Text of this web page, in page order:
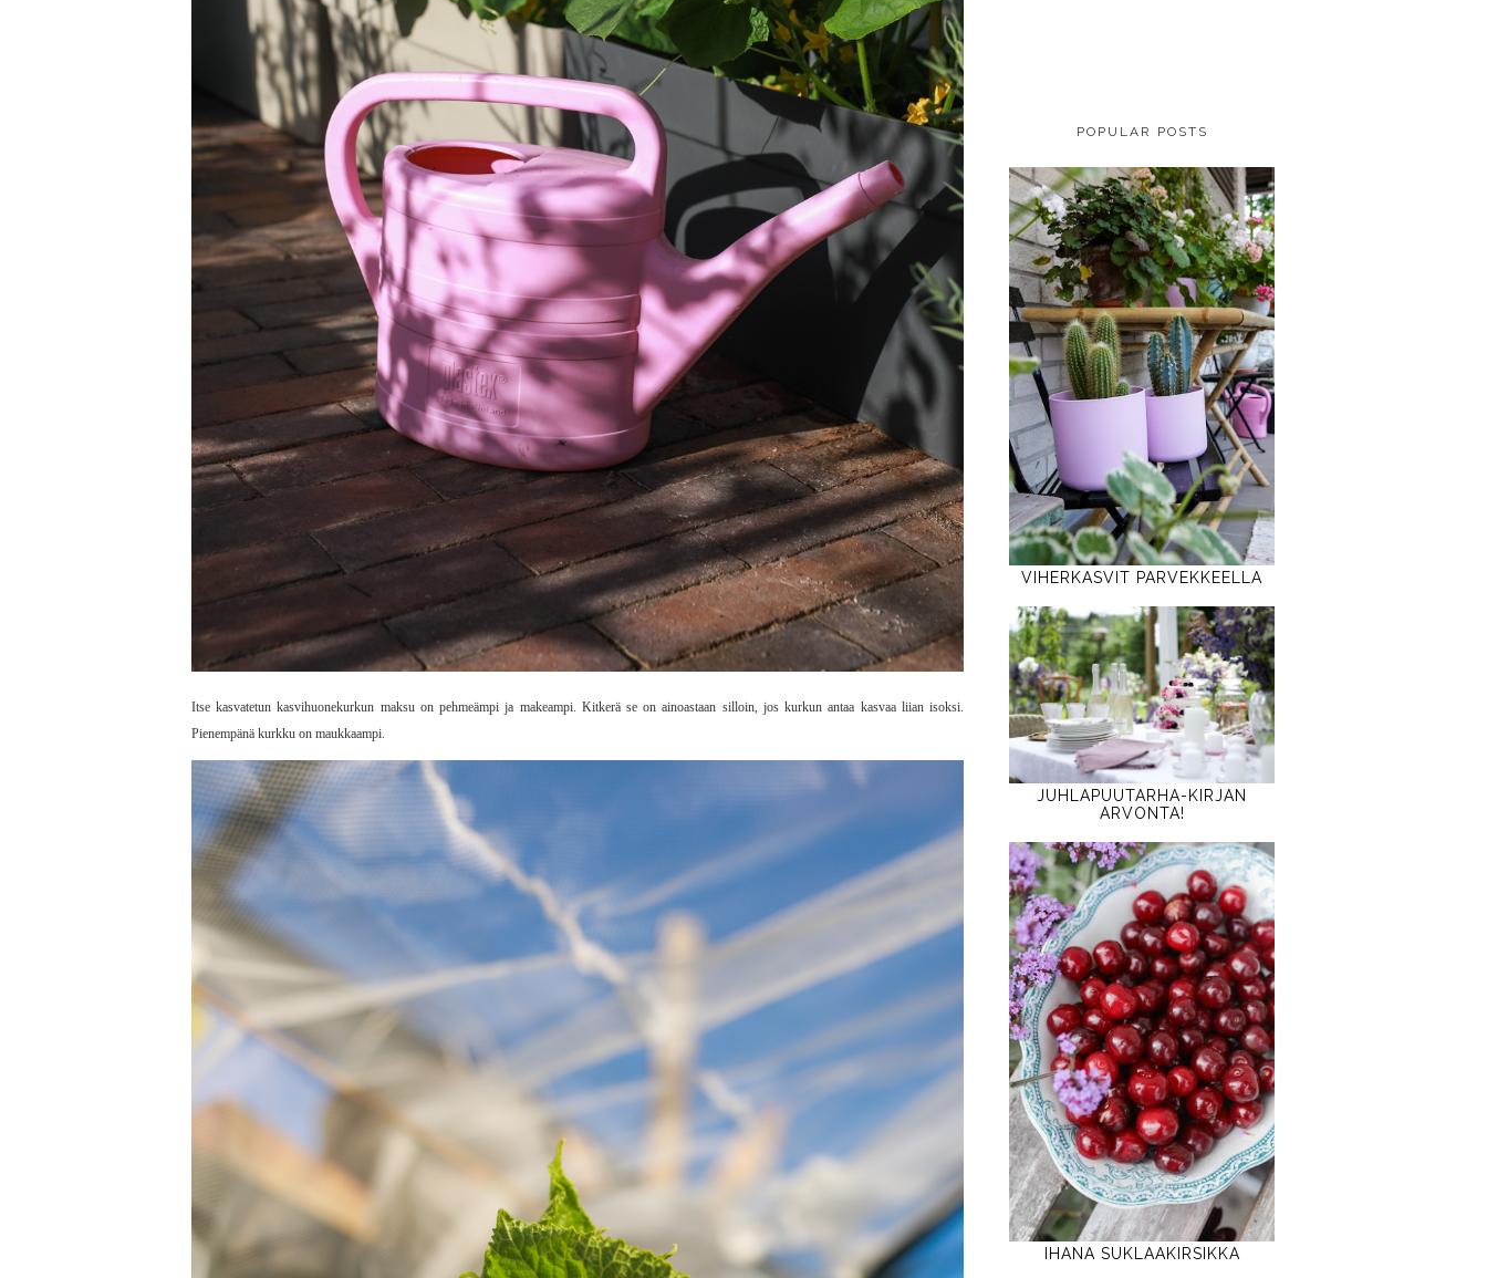
Itse kasvatetun kasvihuonekurkun maksu on pehmeämpi ja makeampi. Kitkerä se on ainoastaan silloin, jos kurkun antaa kasvaa liian isoksi.
Pienempänä kurkku on maukkaampi.
POPULAR POSTS
VIHERKASVIT PARVEKKEELLA
JUHLAPUUTARHA-KIRJAN
ARVONTA!
IHANA SUKLAAKIRSIKKA